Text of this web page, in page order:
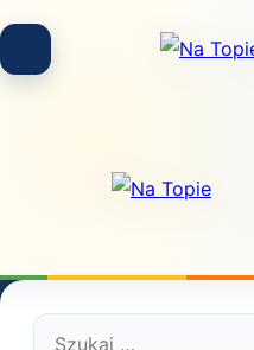
content
Szukaj: